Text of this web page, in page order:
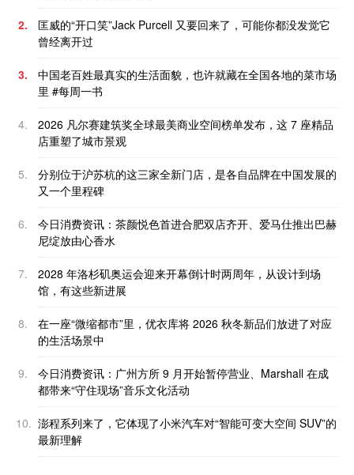
2.
匡威的“开口笑”Jack Purcell 又要回来了，可能你都没发觉它
曾经离开过
3.
中国老百姓最真实的生活面貌，也许就藏在全国各地的菜市场
里 #每周一书
4.
2026 凡尔赛建筑奖全球最美商业空间榜单发布，这 7 座精品
店重塑了城市景观
5.
分别位于沪苏杭的这三家全新门店，是各自品牌在中国发展的
又一个里程碑
6.
今日消费资讯：茶颜悦色首进合肥双店齐开、爱马仕推出巴赫
尼绽放由心香水
7.
2028 年洛杉矶奥运会迎来开幕倒计时两周年，从设计到场
馆，有这些新进展
8.
在一座“微缩都市”里，优衣库将 2026 秋冬新品们放进了对应
的生活场景中
9.
今日消费资讯：广州方所 9 月开始暂停营业、Marshall 在成
都带来“守住现场”音乐文化活动
10. 澎程系列来了，它体现了小米汽车对“智能可变大空间 SUV”的
最新理解